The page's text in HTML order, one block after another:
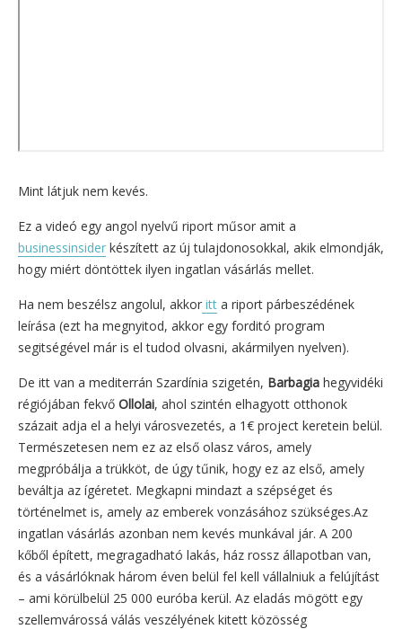
Mint látjuk nem kevés.
Ez a videó egy angol nyelvű riport műsor amit a
businessinsider készített az új tulajdonosokkal, akik elmondják,
hogy miért döntöttek ilyen ingatlan vásárlás mellet.
Ha nem beszélsz angolul, akkor itt a riport párbeszédének
leírása (ezt ha megnyitod, akkor egy forditó program
segitségével már is el tudod olvasni, akármilyen nyelven).
De itt van a mediterrán Szardínia szigetén, Barbagia hegyvidéki
régiójában fekvő Ollolai, ahol szintén elhagyott otthonok
százait adja el a helyi városvezetés, a 1€ project keretein belül.
Természetesen nem ez az első olasz város, amely
megpróbálja a trükköt, de úgy tűnik, hogy ez az első, amely
beváltja az ígéretet. Megkapni mindazt a szépséget és
történelmet is, amely az emberek vonzásához szükséges.Az
ingatlan vásárlás azonban nem kevés munkával jár. A 200
kőből épített, megragadható lakás, ház rossz állapotban van,
és a vásárlóknak három éven belül fel kell vállalniuk a felújítást
– ami körülbelül 25 000 euróba kerül. Az eladás mögött egy
szellemvárossá válás veszélyének kitett közösség